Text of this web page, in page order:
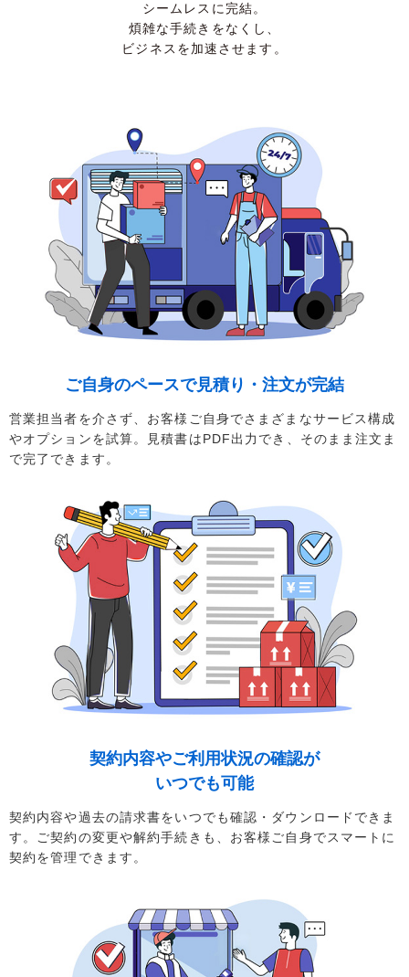
シームレスに完結。
煩雑な手続きをなくし、
ビジネスを加速させます。
ご自身のペースで見積り・注文が完結
営業担当者を介さず、お客様ご自身でさまざまなサービス構成
やオプションを試算。見積書はPDF出力でき、そのまま注文ま
で完了できます。
契約内容やご利用状況の確認が
いつでも可能
契約内容や過去の請求書をいつでも確認・ダウンロードできま
す。ご契約の変更や解約手続きも、お客様ご自身でスマートに
契約を管理できます。